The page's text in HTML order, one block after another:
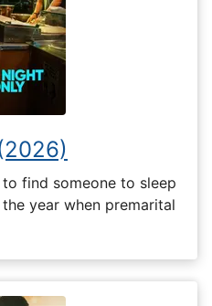
find someone to sleep
year when premarital